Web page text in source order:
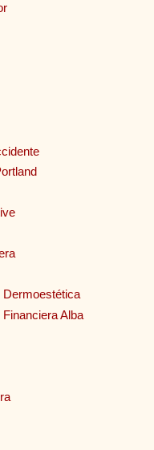
Dermoestética
Alba